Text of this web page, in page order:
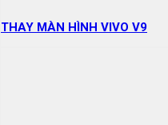
THAY MÀN HÌNH VIVO V9